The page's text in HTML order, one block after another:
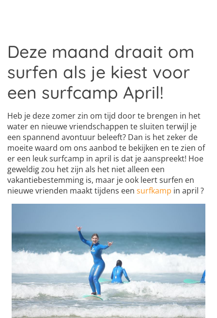
Deze maand draait om
surfen als je kiest voor
een surfcamp April!
Heb je deze zomer zin om tijd door te brengen in het
water en nieuwe vriendschappen te sluiten terwijl je
een spannend avontuur beleeft? Dan is het zeker de
moeite waard om ons aanbod te bekijken en te zien of
er een leuk surfcamp in april is dat je aanspreekt! Hoe
geweldig zou het zijn als het niet alleen een
vakantiebestemming is, maar je ook leert surfen en
nieuwe vrienden maakt tijdens een surfkamp in april ?